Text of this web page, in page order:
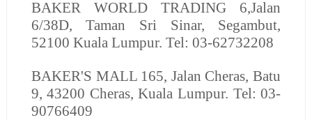
BAKER WORLD TRADING 6,Jalan
6/38D, Taman Sri Sinar, Segambut,
52100 Kuala Lumpur. Tel: 03-62732208
BAKER'S MALL165, Jalan Cheras, Batu
9, 43200 Cheras, Kuala Lumpur. Tel: 03-
90766409